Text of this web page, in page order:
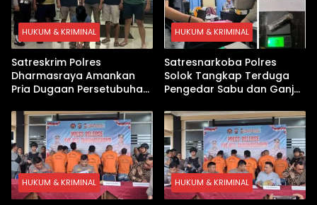
HUKUM & KRIMINAL
Satreskrim Polres
Dharmasraya Amankan
Pria Dugaan Persetubuhan
HUKUM & KRIMINAL
Satresnarkoba Polres
Solok Tangkap Terduga
Pengedar Sabu dan Ganja
HUKUM & KRIMINAL HUKUM & KRIMINAL